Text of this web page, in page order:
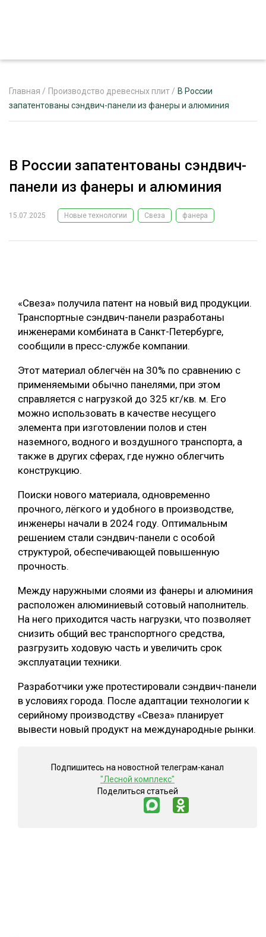
РЕКЛАМОДАТЕЛЯМ
ЛЕСНОЕ ХОЗЯЙСТВО
ЦИФРОВАЯ СРЕДА
БИОЭНЕРГЕТИКА
ЛЕСОВОССТАНОВЛЕНИЕ И ЗАЩИТА
ЛОГИСТИКА
ПРОИЗВОДСТВО ДРЕВЕСНЫХ ПЛИТ
ЦБП
КОМПЛЕКСНАЯ ПЕРЕРАБОТКА
БЕЗОПАСНОЕ ПРОИЗВОДСТВО
СОРТИРОВКА ДРЕВЕСИНЫ
СУШКА ДРЕВЕСИНЫ
МЕБЕЛЬНОЕ ПРОИЗВОДСТВО
РУБРИКИ
ТЕМАТИЧЕСКИЕ ПРОЕКТЫ
Главная / Производство древесных плит / В России
запатентованы сэндвич-панели из фанеры и алюминия
В России запатентованы сэндвич-
панели из фанеры и алюминия
15.07.2025 Новые технологии Свеза фанера
«Свеза» получила патент на новый вид продукции.
Транспортные сэндвич-панели разработаны
инженерами комбината в Санкт-Петербурге,
сообщили в пресс-службе компании.
Этот материал облегчён на 30% по сравнению с
применяемыми обычно панелями, при этом
справляется с нагрузкой до 325 кг/кв. м. Его
можно использовать в качестве несущего
элемента при изготовлении полов и стен
наземного, водного и воздушного транспорта, а
также в других сферах, где нужно облегчить
конструкцию.
Поиски нового материала, одновременно
прочного, лёгкого и удобного в производстве,
инженеры начали в 2024 году. Оптимальным
решением стали сэндвич-панели с особой
структурой, обеспечивающей повышенную
прочность.
Между наружными слоями из фанеры и алюминия
расположен алюминиевый сотовый наполнитель.
На него приходится часть нагрузки, что позволяет
снизить общий вес транспортного средства,
разгрузить ходовую часть и увеличить срок
эксплуатации техники.
Разработчики уже протестировали сэндвич-панели
в условиях города. После адаптации технологии к
серийному производству «Свеза» планирует
вывести новый продукт на международные рынки.
Подпишитесь на новостной телеграм-канал
"Лесной комплекс"
Поделиться статьей